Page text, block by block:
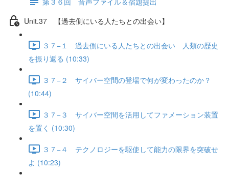
Unit.37 【過去側にいる人たちとの出会い】
３７−１ 過去側にいる人たちとの出会い 人類の歴史
を振り返る (10:33)
３７−２ サイバー空間の登場で何が変わったのか？
(10:44)
３７−３ サイバー空間を活用してファメーション装置
を置く (10:30)
３７−４ テクノロジーを駆使して能力の限界を突破せ
よ (10:23)